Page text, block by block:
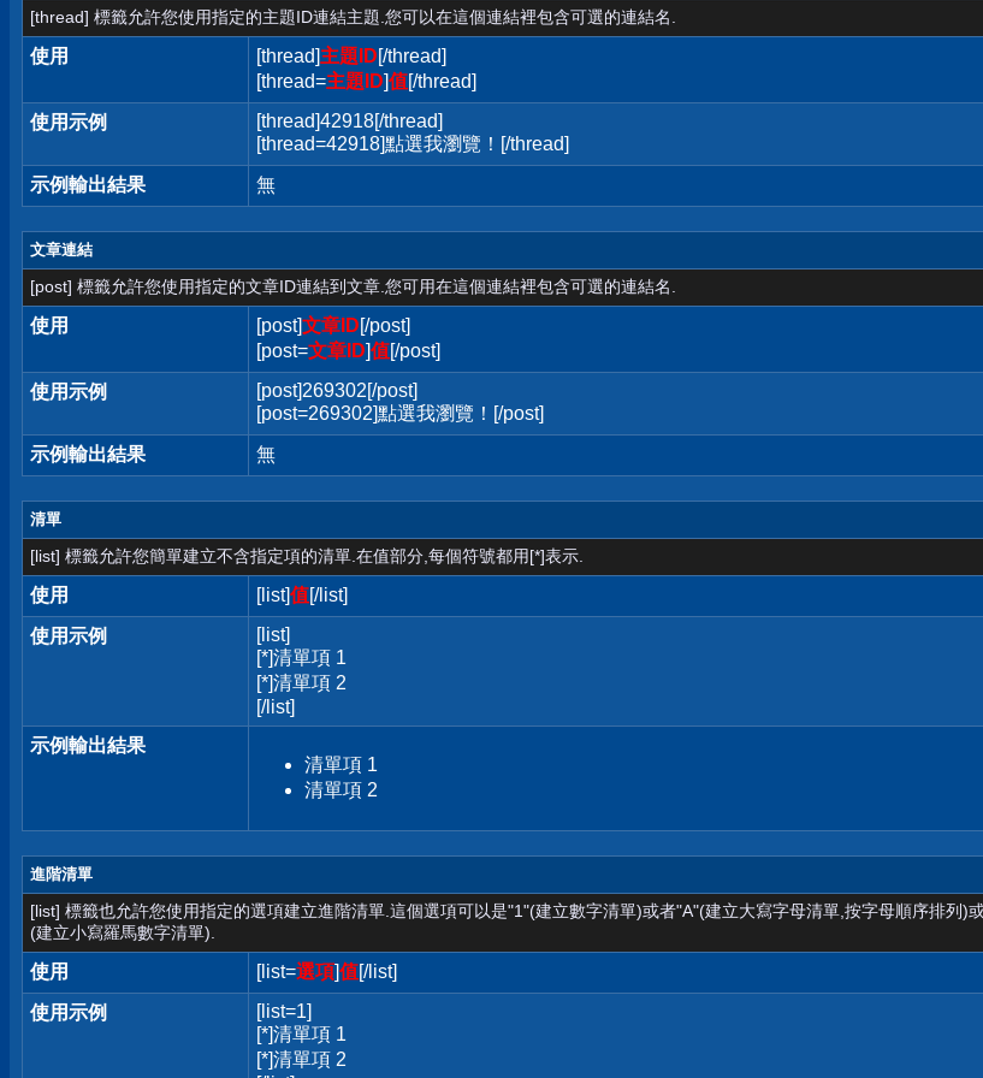
[thread] 標籤允許您使用指定的主題ID連結主題.您可以在這個連結裡包含可選的連結名.
使用 [thread]主題ID[/thread]
[thread=主題ID]值[/thread]
使用示例
[thread]42918[/thread]
[thread=42918]點選我瀏覽！[/thread]
示例輸出結果
無
文章連結
[post] 標籤允許您使用指定的文章ID連結到文章.您可用在這個連結裡包含可選的連結名.
使用 [post]文章ID[/post]
[post=文章ID]值[/post]
使用示例
[post]269302[/post]
[post=269302]點選我瀏覽！[/post]
示例輸出結果
無
清單
[list] 標籤允許您簡單建立不含指定項的清單.在值部分,每個符號都用[*]表示.
使用 [list]值[/list]
使用示例
[list]
[*]清單項 1
[*]清單項 2
[/list]
示例輸出結果
清單項 1
清單項 2
進階清單
[list] 標籤也允許您使用指定的選項建立進階清單.這個選項可以是"1"(建立數字清單)或者"A"(建立大寫字母清單,按字母順序排列
(建立小寫羅馬數字清單).
使用 [list=選項]值[/list]
使用示例
[list=1]
[*]清單項 1
[*]清單項 2